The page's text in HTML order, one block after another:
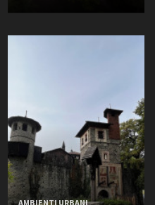
AMBIENTI URBANI